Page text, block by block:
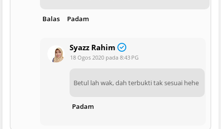
Balas Padam
Syazz Rahim
18 Ogos 2020 pada 8:43 PG
Betul lah wak, dah terbukti tak sesuai hehe
Padam